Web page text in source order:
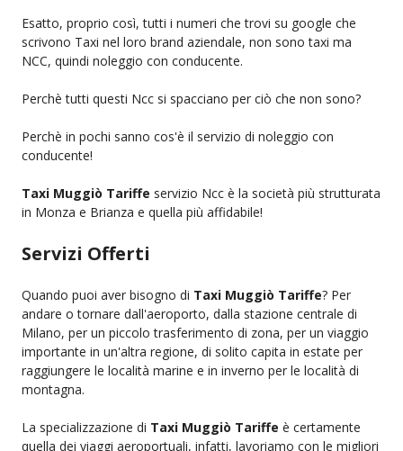
Esatto, proprio così, tutti i numeri che trovi su google che
scrivono Taxi nel loro brand aziendale, non sono taxi ma
NCC, quindi noleggio con conducente.
Perchè tutti questi Ncc si spacciano per ciò che non sono?
Perchè in pochi sanno cos'è il servizio di noleggio con
conducente!
Taxi Muggiò Tariffe servizio Ncc è la società più strutturata
in Monza e Brianza e quella più affidabile!
Servizi Offerti
Quando puoi aver bisogno di Taxi Muggiò Tariffe? Per
andare o tornare dall'aeroporto, dalla stazione centrale di
Milano, per un piccolo trasferimento di zona, per un viaggio
importante in un'altra regione, di solito capita in estate per
raggiungere le località marine e in inverno per le località di
montagna.
La specializzazione di Taxi Muggiò Tariffe è certamente
quella dei viaggi aeroportuali, infatti, lavoriamo con le migliori